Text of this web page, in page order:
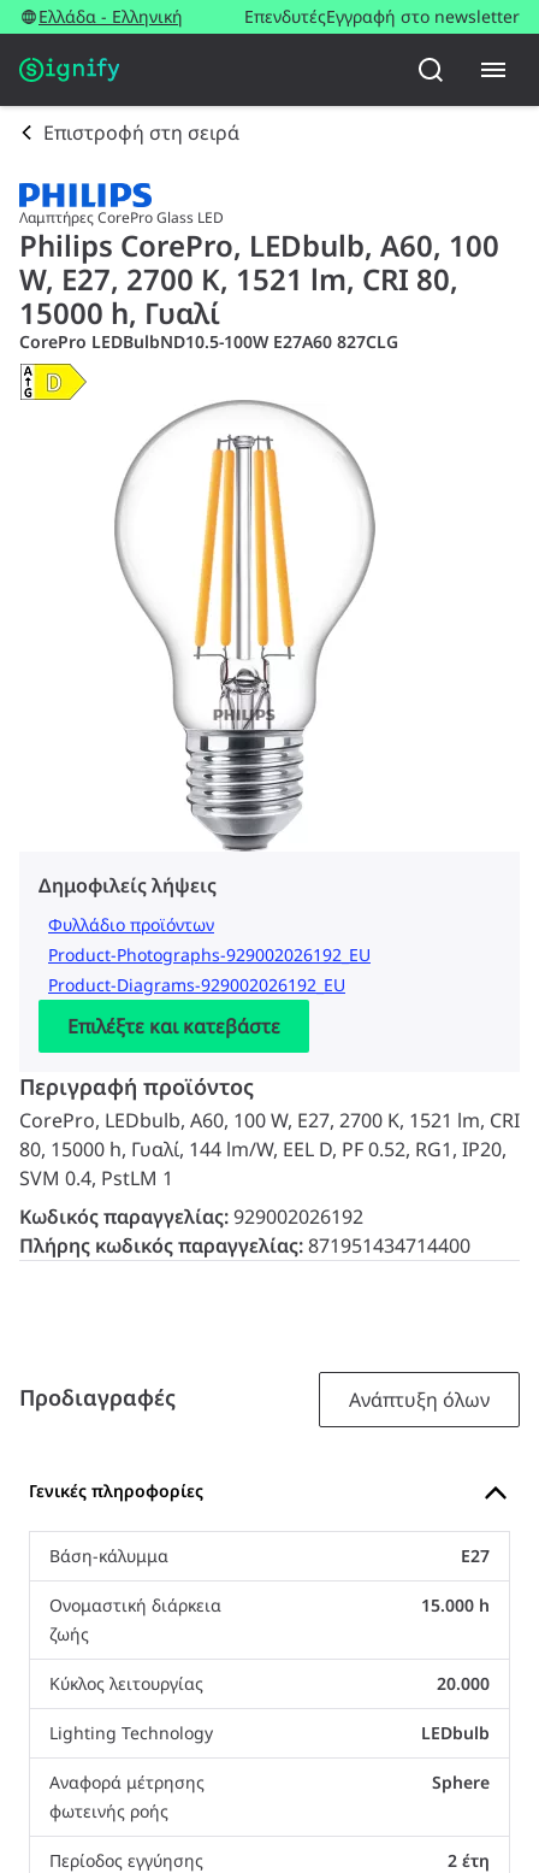
Ελλάδα - Ελληνική ΕπενδυτέςΕγγραφή στο newsletter
Επιστροφή στη σειρά
Λαμπτήρες CorePro Glass LED
Philips CorePro, LEDbulb, A60, 100
W, E27, 2700 K, 1521 lm, CRI 80,
15000 h, Γυαλί
CorePro LEDBulbND10.5-100W E27A60 827CLG
Δημοφιλείς λήψεις
Φυλλάδιο προϊόντων
Product-Photographs-929002026192_EU
Product-Diagrams-929002026192_EU
Επιλέξτε και κατεβάστε
Περιγραφή προϊόντος
CorePro, LEDbulb, A60, 100 W, E27, 2700 K, 1521 lm, CRI
80, 15000 h, Γυαλί, 144 lm/W, EEL D, PF 0.52, RG1, IP20,
SVM 0.4, PstLM 1
Κωδικός παραγγελίας:929002026192
Πλήρης κωδικός παραγγελίας:871951434714400
Προδιαγραφές Ανάπτυξη όλων
Γενικές πληροφορίες
Βάση-κάλυμμα E27
Ονομαστική διάρκεια
ζωής
15.000 h
Κύκλος λειτουργίας 20.000
Lighting Technology LEDbulb
Αναφορά μέτρησης
φωτεινής ροής
Sphere
Περίοδος εγγύησης 2 έτη